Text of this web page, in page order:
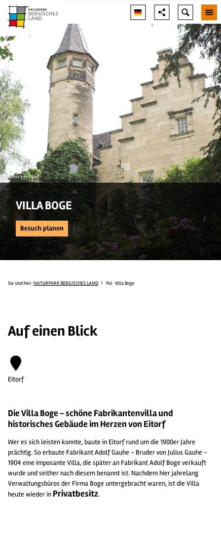
© Tourist Info Eitorf
VILLA BOGE
Besuch planen
Sie sind hier:NATURPARK BERGISCHES LAND Poi Villa Boge
Auf einen Blick
Eitorf
Die Villa Boge - schöne Fabrikantenvilla und
historisches Gebäude im Herzen von Eitorf
Wer es sich leisten konnte, baute in Eitorf rund um die 1900er Jahre
prächtig. So erbaute Fabrikant Adolf Gauhe - Bruder von Julius Gauhe -
1904 eine imposante Villa, die später an Fabrikant Adolf Boge verkauft
wurde und seither nach diesem benannt ist. Nachdem hier jahrelang
Verwaltungsbüros der Firma Boge untergebracht waren, ist die Villa
heute wieder in Privatbesitz.